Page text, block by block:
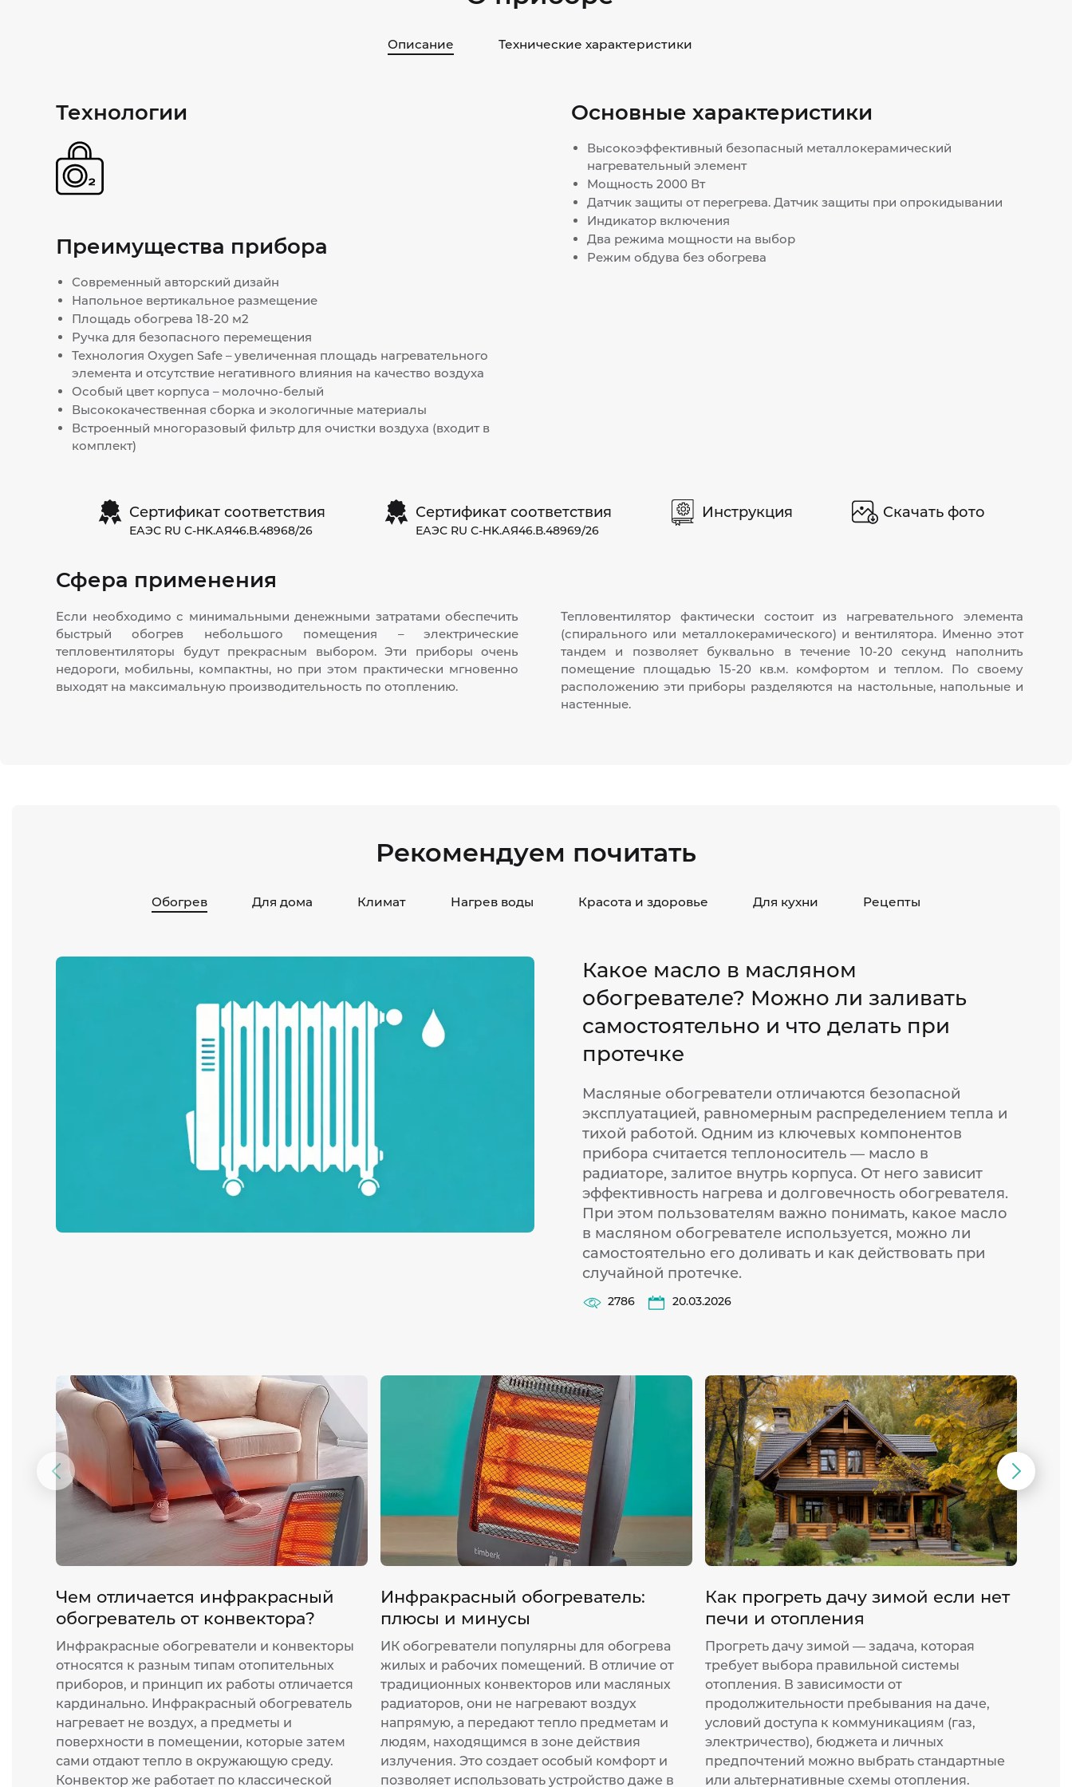
Описание Технические характеристики
Технологии
Преимущества прибора
Современный авторский дизайн
Напольное вертикальное размещение
Площадь обогрева 18-20 м2
Ручка для безопасного перемещения
Технология Oxygen Safe – увеличенная площадь нагревательного
элемента и отсутствие негативного влияния на качество воздуха
Особый цвет корпуса – молочно-белый
Высококачественная сборка и экологичные материалы
Встроенный многоразовый фильтр для очистки воздуха (входит в
комплект)
Основные характеристики
Высокоэффективный безопасный металлокерамический
нагревательный элемент
Мощность 2000 Вт
Датчик защиты от перегрева. Датчик защиты при опрокидывании
Индикатор включения
Два режима мощности на выбор
Режим обдува без обогрева
Сертификат соответствия
ЕАЭС RU С-HK.АЯ46.В.48968/26
Сертификат соответствия
ЕАЭС RU С-HK.АЯ46.В.48969/26
Инструкция Скачать фото
Сфера применения
Если необходимо с минимальными денежными затратами обеспечить
быстрый обогрев небольшого помещения – электрические
тепловентиляторы будут прекрасным выбором. Эти приборы очень
недороги, мобильны, компактны, но при этом практически мгновенно
выходят на максимальную производительность по отоплению.
Тепловентилятор фактически состоит из нагревательного элемента
(спирального или металлокерамического) и вентилятора. Именно этот
тандем и позволяет буквально в течение 10-20 секунд наполнить
помещение площадью 15-20 кв.м. комфортом и теплом. По своему
расположению эти приборы разделяются на настольные, напольные и
настенные.
Рекомендуем почитать
Обогрев Для дома Климат Нагрев воды Красота и здоровье Для кухни Рецепты
Какое масло в масляном
обогревателе? Можно ли заливать
самостоятельно и что делать при
протечке
Масляные обогреватели отличаются безопасной
эксплуатацией, равномерным распределением тепла и
тихой работой. Одним из ключевых компонентов
прибора считается теплоноситель — масло в
радиаторе, залитое внутрь корпуса. От него зависит
эффективность нагрева и долговечность обогревателя.
При этом пользователям важно понимать, какое масло
в масляном обогревателе используется, можно ли
самостоятельно его доливать и как действовать при
случайной протечке.
2786 20.03.2026
Предыдущий
слайд
Чем отличается инфракрасный
обогреватель от конвектора?
Инфракрасные обогреватели и конвекторы
относятся к разным типам отопительных
приборов, и принцип их работы отличается
кардинально. Инфракрасный обогреватель
нагревает не воздух, а предметы и
поверхности в помещении, которые затем
сами отдают тепло в окружающую среду.
Конвектор же работает по классической
Инфракрасный обогреватель:
плюсы и минусы
ИК обогреватели популярны для обогрева
жилых и рабочих помещений. В отличие от
традиционных конвекторов или масляных
радиаторов, они не нагревают воздух
напрямую, а передают тепло предметам и
людям, находящимся в зоне действия
излучения. Это создает особый комфорт и
позволяет использовать устройство даже в
Как прогреть дачу зимой если нет
печи и отопления
Прогреть дачу зимой — задача, которая
требует выбора правильной системы
отопления. В зависимости от
продолжительности пребывания на даче,
условий доступа к коммуникациям (газ,
электричество), бюджета и личных
предпочтений можно выбрать стандартные
или альтернативные схемы отопления.
слайд